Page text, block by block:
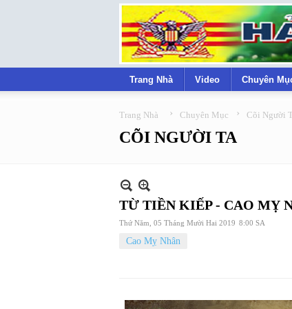
Trang Nhà Video Chuyên
Trang Nhà › Chuyên Mục › Cõi Người
CÕI NGƯỜI TA
TỪ TIỀN KIẾP - CAO MỴ
Thứ Năm, 05 Tháng Mười Hai 2019 8:00 SA
Cao Mỵ Nhân